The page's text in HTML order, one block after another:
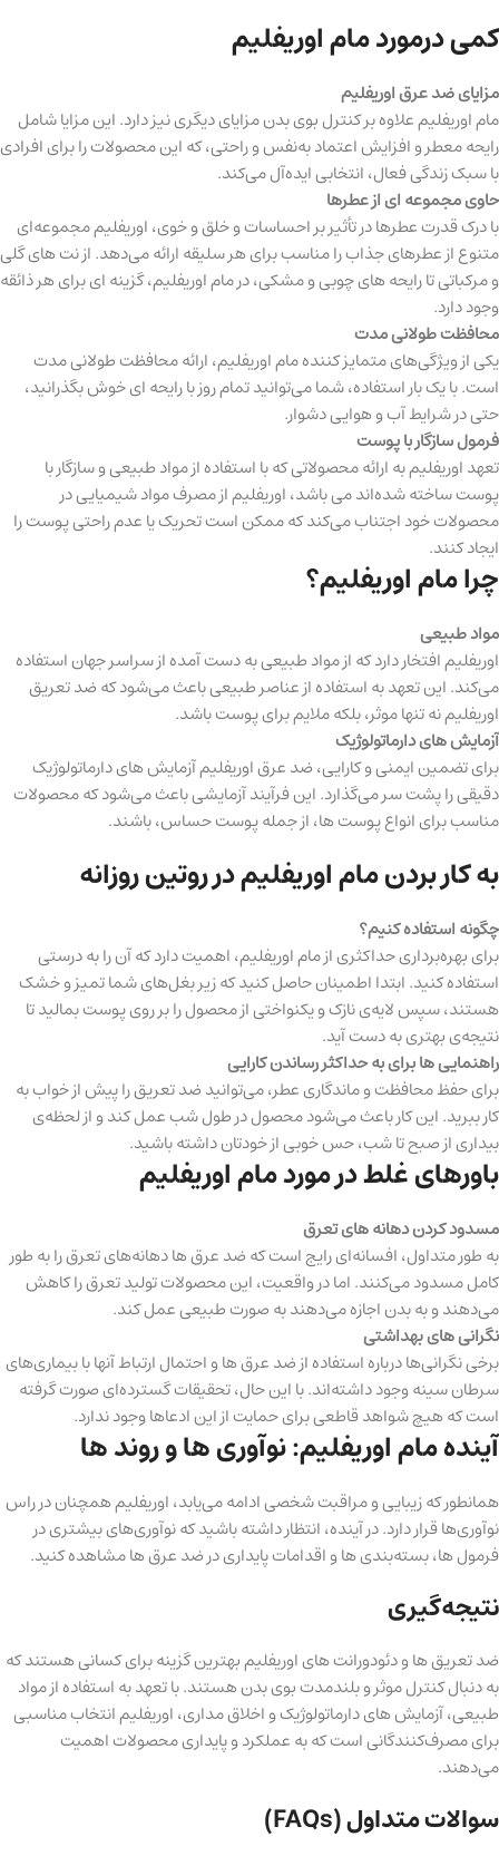
کمی درمورد مام اوریفلیم
مزایای ضد عرق اوریفلیم
مام اوریفلیم علاوه بر کنترل بوی بدن مزایای دیگری نیز دارد. این مزایا شامل
رایحه معطر و افزایش اعتماد به‌نفس و راحتی، که این محصولات را برای افرادی
با سبک زندگی فعال، انتخابی ایده‌آل می‌کند.
حاوی مجموعه ای از عطرها
با درک قدرت عطرها در تأثیر بر احساسات و خلق و خوی، اوریفلیم مجموعه‌ای
متنوع از عطرهای جذاب را مناسب برای هر سلیقه ارائه می‌دهد. از نت های گلی
و مرکباتی تا رایحه های چوبی و مشکی، در مام اوریفلیم، گزینه ای برای هر ذائقه
وجود دارد.
محافظت طولانی مدت
یکی از ویژگی‌های متمایز کننده مام اوریفلیم، ارائه محافظت طولانی مدت
است. با یک بار استفاده، شما می‌توانید تمام روز با رایحه ای خوش بگذرانید،
حتی در شرایط آب و هوایی دشوار.
فرمول سازگار با پوست
تعهد اوریفلیم به ارائه محصولاتی که با استفاده از مواد طبیعی و سازگار با
پوست ساخته شده‌اند می باشد، اوریفلیم از مصرف مواد شیمیایی در
محصولات خود اجتناب می‌کند که ممکن است تحریک یا عدم راحتی پوست را
ایجاد کنند.
چرا مام اوریفلیم؟
مواد طبیعی
اوریفلیم افتخار دارد که از مواد طبیعی به دست آمده از سراسر جهان استفاده
می‌کند. این تعهد به استفاده از عناصر طبیعی باعث می‌شود که ضد تعریق
اوریفلیم نه تنها موثر، بلکه ملایم برای پوست باشد.
آزمایش های دارماتولوژیک
برای تضمین ایمنی و کارایی، ضد عرق اوریفلیم آزمایش های دارماتولوژیک
دقیقی را پشت سر می‌گذارد. این فرآیند آزمایشی باعث می‌شود که محصولات
مناسب برای انواع پوست ها، از جمله پوست حساس، باشند.
به کار بردن مام اوریفلیم در روتین روزانه
چگونه استفاده کنیم؟
برای بهره‌برداری حداکثری از مام اوریفلیم، اهمیت دارد که آن را به درستی
استفاده کنید. ابتدا اطمینان حاصل کنید که زیر بغل‌های شما تمیز و خشک
هستند، سپس لایه‌ی نازک و یکنواختی از محصول را بر روی پوست بمالید تا
نتیجه‌ی بهتری به دست آید.
راهنمایی ها برای به حداکثر رساندن کارایی
برای حفظ محافظت و ماندگاری عطر، می‌توانید ضد تعریق را پیش از خواب به
کار ببرید. این کار باعث می‌شود محصول در طول شب عمل کند و از لحظه‌ی
بیداری از صبح تا شب، حس خوبی از خودتان داشته باشید.
باورهای غلط در مورد مام اوریفلیم
مسدود کردن دهانه های تعرق
به طور متداول، افسانه‌ای رایج است که ضد عرق ها دهانه‌های تعرق را به طور
کامل مسدود می‌کنند. اما در واقعیت، این محصولات تولید تعرق را کاهش
می‌دهند و به بدن اجازه می‌دهند به صورت طبیعی عمل کند.
نگرانی های بهداشتی
برخی نگرانی‌ها درباره استفاده از ضد عرق ها و احتمال ارتباط آنها با بیماری‌های
سرطان سینه وجود داشته‌اند. با این حال، تحقیقات گسترده‌ای صورت گرفته
است که هیچ شواهد قاطعی برای حمایت از این ادعاها وجود ندارد.
آینده مام اوریفلیم: نوآوری ها و روند ها
همانطور که زیبایی و مراقبت شخصی ادامه می‌یابد، اوریفلیم همچنان در راس
نوآوری‌ها قرار دارد. در آینده، انتظار داشته باشید که نوآوری‌های بیشتری در
فرمول ها، بسته‌بندی ها و اقدامات پایداری در ضد عرق ها مشاهده کنید.
نتیجه‌گیری
ضد تعریق ها و دئودورانت های اوریفلیم بهترین گزینه برای کسانی هستند که
به دنبال کنترل موثر و بلندمدت بوی بدن هستند. با تعهد به استفاده از مواد
طبیعی، آزمایش های دارماتولوژیک و اخلاق مداری، اوریفلیم انتخاب مناسبی
برای مصرف‌کنندگانی است که به عملکرد و پایداری محصولات اهمیت
می‌دهند.
سوالات متداول (FAQs)